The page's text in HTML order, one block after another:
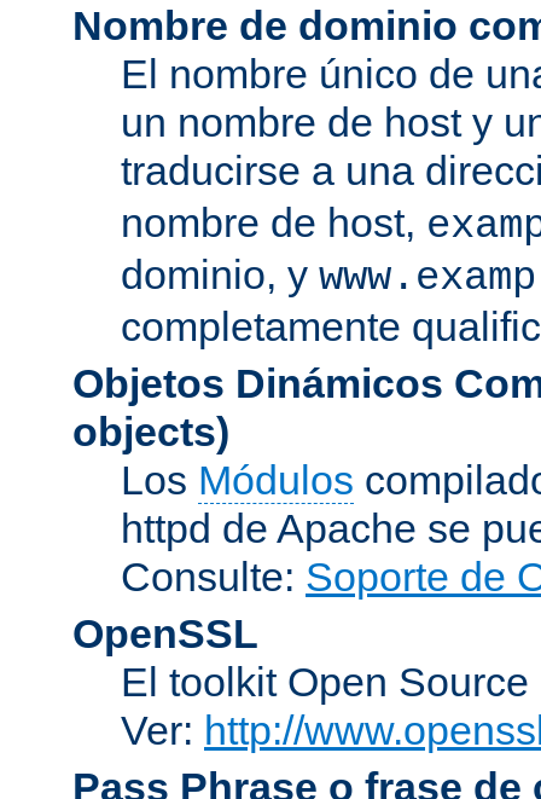
Nombre de dominio
El nombre único de
un nombre de host y
traducirse a una
nombre de host,
dominio, y
completamente
Objetos Dinámicos
objects)
Los Módulos
httpd de Apache se
Consulte: Soporte de
OpenSSL
El toolkit Open
Ver: http://
Pass Phrase o frase de